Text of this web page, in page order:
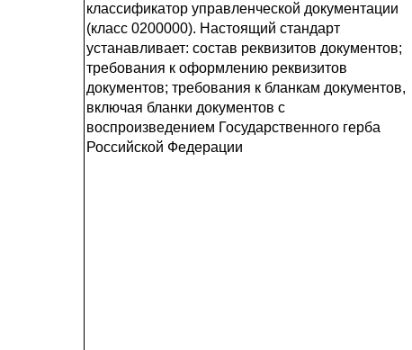
классификатор управленческой документации
(класс 0200000). Настоящий стандарт
устанавливает: состав реквизитов документов;
требования к оформлению реквизитов
документов; требования к бланкам документов,
включая бланки документов с
воспроизведением Государственного герба
Российской Федерации